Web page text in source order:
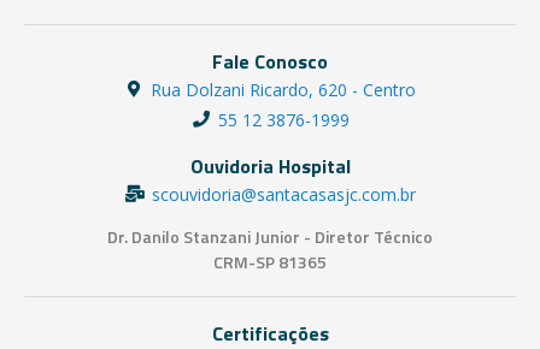
Fale Conosco
Rua Dolzani Ricardo, 620 - Centro
55 12 3876-1999
Ouvidoria Hospital
scouvidoria@santacasasjc.com.br
Dr. Danilo Stanzani Junior - Diretor Técnico
CRM-SP 81365
Certificações